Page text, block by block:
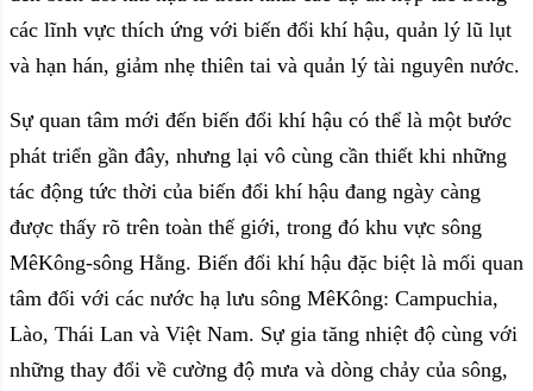
các lĩnh vực thích ứng với biến đổi khí hậu, quản lý lũ lụt
và hạn hán, giảm nhẹ thiên tai và quản lý tài nguyên nước.
Sự quan tâm mới đến biến đổi khí hậu có thể là một bước
phát triển gần đây, nhưng lại vô cùng cần thiết khi những
tác động tức thời của biến đổi khí hậu đang ngày càng
được thấy rõ trên toàn thế giới, trong đó khu vực sông
MêKông-sông Hằng. Biến đổi khí hậu đặc biệt là mối quan
tâm đối với các nước hạ lưu sông MêKông: Campuchia,
Lào, Thái Lan và Việt Nam. Sự gia tăng nhiệt độ cùng với
những thay đổi về cường độ mưa và dòng chảy của sông,